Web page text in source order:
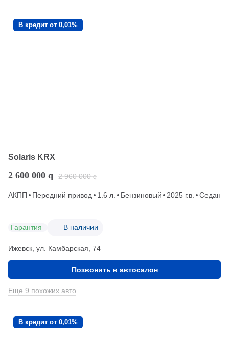
В кредит от 0,01%
Solaris KRX
2 600 000 q 2 960 000 q
АКПП Передний привод 1.6 л. Бензиновый 2025 г.в. Седан
Гарантия В наличии
Ижевск, ул. Камбарская, 74
Позвонить в автосалон
Еще 9 похожих авто
В кредит от 0,01%